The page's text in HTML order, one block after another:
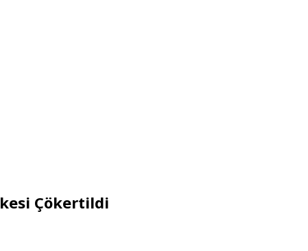
Çökertildi